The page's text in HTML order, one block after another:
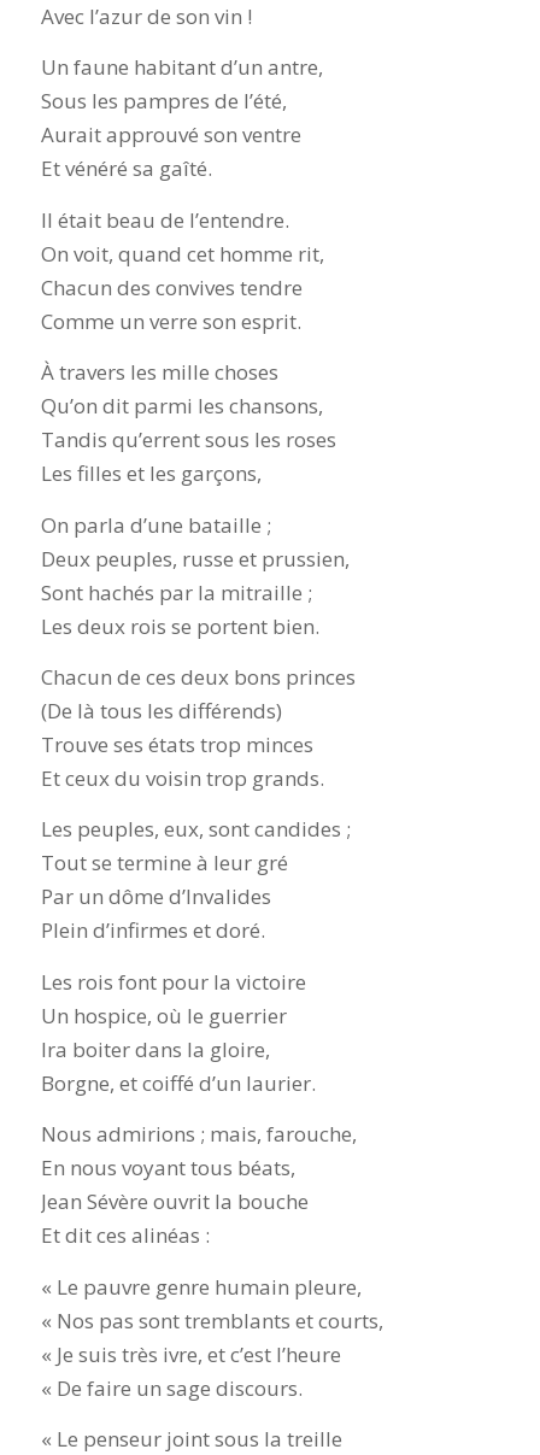
Avec l’azur de son vin !
Un faune habitant d’un antre,
Sous les pampres de l’été,
Aurait approuvé son ventre
Et vénéré sa gaîté.
Il était beau de l’entendre.
On voit, quand cet homme rit,
Chacun des convives tendre
Comme un verre son esprit.
À travers les mille choses
Qu’on dit parmi les chansons,
Tandis qu’errent sous les roses
Les filles et les garçons,
On parla d’une bataille ;
Deux peuples, russe et prussien,
Sont hachés par la mitraille ;
Les deux rois se portent bien.
Chacun de ces deux bons princes
(De là tous les différends)
Trouve ses états trop minces
Et ceux du voisin trop grands.
Les peuples, eux, sont candides ;
Tout se termine à leur gré
Par un dôme d’Invalides
Plein d’infirmes et doré.
Les rois font pour la victoire
Un hospice, où le guerrier
Ira boiter dans la gloire,
Borgne, et coiffé d’un laurier.
Nous admirions ; mais, farouche,
En nous voyant tous béats,
Jean Sévère ouvrit la bouche
Et dit ces alinéas :
« Le pauvre genre humain pleure,
« Nos pas sont tremblants et courts,
« Je suis très ivre, et c’est l’heure
« De faire un sage discours.
« Le penseur joint sous la treille